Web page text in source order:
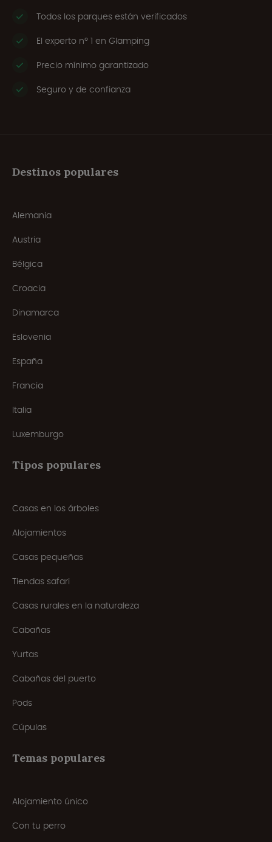
Todos los parques están verificados
El experto nº 1 en Glamping
Precio mínimo garantizado
Seguro y de confianza
Destinos populares
Alemania
Austria
Bélgica
Croacia
Dinamarca
Eslovenia
España
Francia
Italia
Luxemburgo
Tipos populares
Casas en los árboles
Alojamientos
Casas pequeñas
Tiendas safari
Casas rurales en la naturaleza
Cabañas
Yurtas
Cabañas del puerto
Pods
Cúpulas
Temas populares
Alojamiento único
Con tu perro